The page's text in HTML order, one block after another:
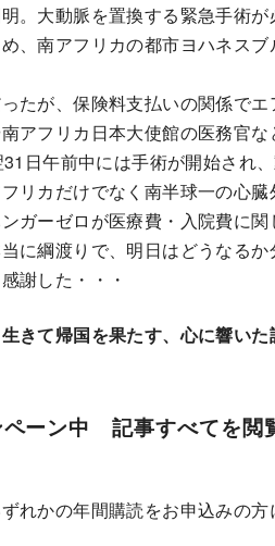
。大動脈を置換する緊急手術
、南アフリカの都市ヨハネス
たが、保険料支払いの関係で
アフリカ日本大使館の医務官
日午前中には手術が開始され
リカだけでなく南半球一の心
ガーゼロが医療費・入院費に
に綱渡りで、明日はどうなる
謝した・・・
きて帰国を果たす、心に響い
ペーン中 記事すべてを
れかの年間購読をお申込みの方